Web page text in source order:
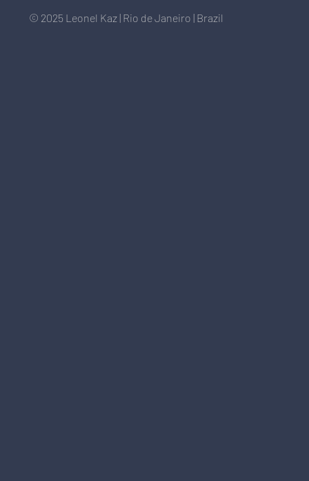
© 2025 Leonel Kaz | Rio de Janeiro | Brazil